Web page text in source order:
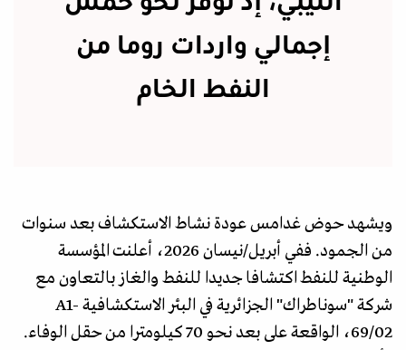
إجمالي واردات روما من
النفط الخام
ويشهد حوض غدامس عودة نشاط الاستكشاف بعد سنوات
من الجمود. ففي أبريل/نيسان 2026، أعلنت المؤسسة
الوطنية للنفط اكتشافا جديدا للنفط والغاز بالتعاون مع
شركة "سوناطراك" الجزائرية في البئر الاستكشافية A1-
69/02، الواقعة على بعد نحو 70 كيلومترا من حقل الوفاء.